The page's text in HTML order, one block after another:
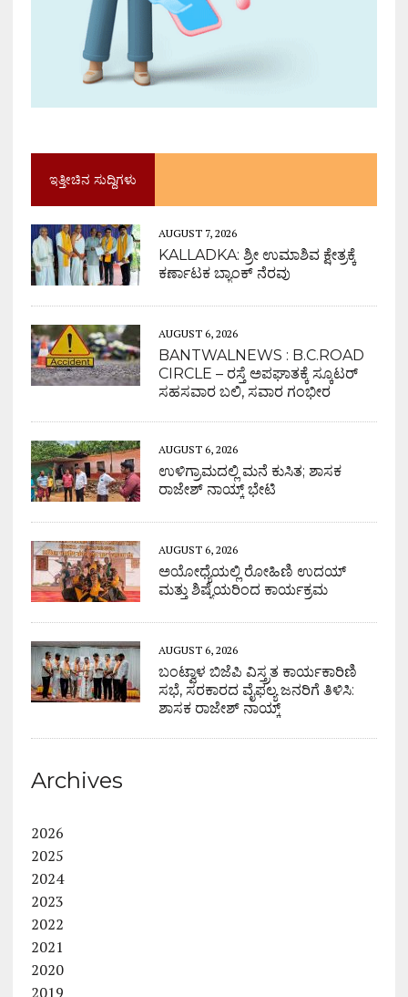
ಇತ್ತೀಚಿನ ಸುದ್ದಿಗಳು
AUGUST 7, 2026
KALLADKA: ಶ್ರೀ ಉಮಾಶಿವ ಕ್ಷೇತ್ರಕ್ಕೆ
ಕರ್ಣಾಟಕ ಬ್ಯಾಂಕ್ ನೆರವು
AUGUST 6, 2026
BANTWALNEWS : B.C.ROAD
CIRCLE – ರಸ್ತೆ ಅಪಘಾತಕ್ಕೆ ಸ್ಕೂಟರ್
ಸಹಸವಾರ ಬಲಿ, ಸವಾರ ಗಂಭೀರ
AUGUST 6, 2026
ಉಳಿಗ್ರಾಮದಲ್ಲಿ ಮನೆ ಕುಸಿತ; ಶಾಸಕ
ರಾಜೇಶ್ ನಾಯ್ಕ್ ಭೇಟಿ
AUGUST 6, 2026
ಅಯೋಧ್ಯೆಯಲ್ಲಿ ರೋಹಿಣಿ ಉದಯ್
ಮತ್ತು ಶಿಷ್ಯೆಯರಿಂದ ಕಾರ್ಯಕ್ರಮ
AUGUST 6, 2026
ಬಂಟ್ವಾಳ ಬಿಜೆಪಿ ವಿಸ್ತ್ರತ ಕಾರ್ಯಕಾರಿಣಿ
ಸಭೆ, ಸರಕಾರದ ವೈಫಲ್ಯ ಜನರಿಗೆ ತಿಳಿಸಿ:
ಶಾಸಕ ರಾಜೇಶ್ ನಾಯ್ಕ್
Archives
2026
2025
2024
2023
2022
2021
2020
2019